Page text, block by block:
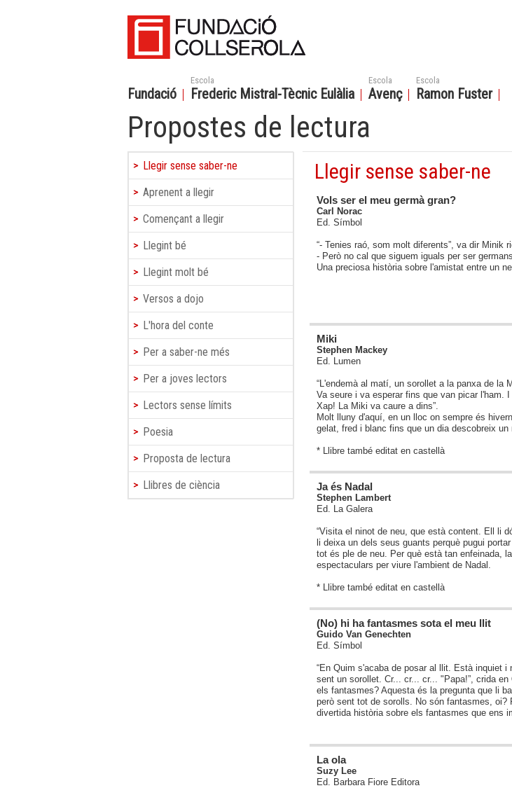
Fundació
Escola
Frederic Mistral-Tècnic Eulàlia
Escola
Avenç
Escola
Ramon Fuster
Propostes de lectura
Llegir sense saber-ne
Aprenent a llegir
Començant a llegir
Llegint bé
Llegint molt bé
Versos a dojo
L'hora del conte
Per a saber-ne més
Per a joves lectors
Lectors sense límits
Poesia
Proposta de lectura
Llibres de ciència
Llegir sense saber-ne
Vols ser el meu germà gran?
Carl Norac
Ed. Símbol
“- Tenies raó, som molt diferents”, va dir Minik
- Però no cal que siguem iguals per ser
Una preciosa història sobre l'amistat entre un
Miki
Stephen Mackey
Ed. Lumen
“L'endemà al matí, un sorollet a la panxa de la
Va seure i va esperar fins que van picar l'ham.
Xap! La Miki va caure a dins”.
Molt lluny d'aquí, en un lloc on sempre és
gelat, fred i blanc fins que un dia descobreix un
* Llibre també editat en castellà
Ja és Nadal
Stephen Lambert
Ed. La Galera
“Visita el ninot de neu, que està content. Ell li
li deixa un dels seus guants perquè pugui
tot és ple de neu. Per què està tan enfeinada,
espectaculars per viure l'ambient de Nadal.
* Llibre també editat en castellà
(No) hi ha fantasmes sota el meu llit
Guido Van Genechten
Ed. Símbol
“En Quim s'acaba de posar al llit. Està inquiet
sent un sorollet. Cr... cr... cr... "Papa!”, crida
els fantasmes? Aquesta és la pregunta que li
però sent tot de sorolls. No són fantasmes, oi?
divertida història sobre els fantasmes que ens
La ola
Suzy Lee
Ed. Barbara Fiore Editora